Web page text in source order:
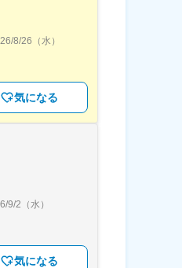
8/26（水）
気になる
9/2（水）
気になる